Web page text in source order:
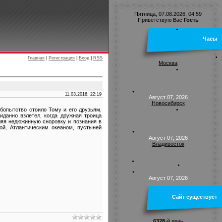
Главная Регистрация Вход RSS
11.03.2016, 22:19
стоило Тому и его друзьям,
взлетел, когда дружная троица
недюжинную сноровку и познания в
Атлантическим океаном, пустыней
Пятница, 07.08.2026, 04:59
Приветствую Вас Гость
Часы
Москва
Август 07, 2026
Новосибирск
Август 07, 2026
Владивосток
Август 07, 2026
Сайт существует